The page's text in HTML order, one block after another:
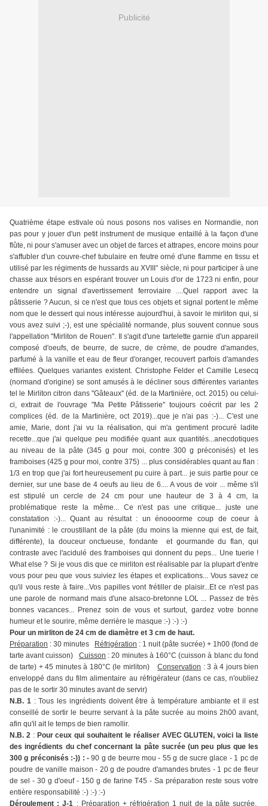
Publicité
Quatrième étape estivale où nous posons nos valises en Normandie, non
pas pour y jouer d'un petit instrument de musique entaillé à la façon d'une
flûte, ni pour s'amuser avec un objet de farces et attrapes, encore moins pour
s'affubler d'un couvre-chef tubulaire en feutre orné d'une flamme en tissu et
utilisé par les régiments de hussards au XVIII° siècle, ni pour participer à une
chasse aux trésors en espérant trouver un Louis d'or de 1723 ni enfin, pour
entendre un signal d'avertissement ferroviaire ....Quel rapport avec la
pâtisserie ? Aucun, si ce n'est que tous ces objets et signal portent le même
nom que le dessert qui nous intéresse aujourd'hui, à savoir le mirliton qui, si
vous avez suivi ;-), est une spécialité normande, plus souvent connue sous
l'appellation "Mirliton de Rouen". Il s'agit d'une tartelette garnie d'un appareil
composé d'oeufs, de beurre, de sucre, de crème, de poudre d'amandes,
parfumé à la vanille et eau de fleur d'oranger, recouvert parfois d'amandes
effilées. Quelques variantes existent. Christophe Felder et Camille Lesecq
(normand d'origine) se sont amusés à le décliner sous différentes variantes
tel le Mirliton citron dans "Gâteaux" (éd. de la Martinière, oct. 2015) ou celui-
ci, extrait de l'ouvrage "Ma Petite Pâtisserie" toujours coécrit par les 2
complices (éd. de la Martinière, oct 2019)...que je n'ai pas :-)... C'est une
amie, Marie, dont j'ai vu la réalisation, qui m'a gentiment procuré ladite
recette...que j'ai quelque peu modifiée quant aux quantités...anecdotiques
au niveau de la pâte (345 g pour moi, contre 300 g préconisés) et les
framboises (425 g pour moi, contre 375) ... plus considérables quant au flan :
1/3 en trop que j'ai fort heureusement pu cuire à part... je suis partie pour ce
dernier, sur une base de 4 oeufs au lieu de 6.... A vous de voir ... même s'il
est stipulé un cercle de 24 cm pour une hauteur de 3 à 4 cm, la
problématique reste la même... Ce n'est pas une critique... juste une
constatation :-)... Quant au résultat : un énoooorme coup de coeur à
l'unanimité : le croustillant de la pâte (du moins la mienne qui est, de fait,
différente), la douceur onctueuse, fondante et gourmande du flan, qui
contraste avec l'acidulé des framboises qui donnent du peps... Une tuerie !
What else ? Si je vous dis que ce mirliton est réalisable par la plupart d'entre
vous pour peu que vous suiviez les étapes et explications... Vous savez ce
qu'il vous reste à faire...Vos papilles vont frétiller de plaisir...Et ce n'est pas
une parole de normand mais d'une alsaco-bretonne LOL ... Passez de très
bonnes vacances... Prenez soin de vous et surtout, gardez votre bonne
humeur et le sourire, même derrière le masque :-) :-) :-)
Pour un mirliton de 24 cm de diamètre et 3 cm de haut.
Préparation : 30 minutes Réfrigération : 1 nuit (pâte sucrée) + 1h00 (fond de
tarte avant cuisson) Cuisson : 20 minutes à 160°C (cuisson à blanc du fond
de tarte) + 45 minutes à 180°C (le mirliton)
Conservation : 3 à 4 jours bien
enveloppé dans du film alimentaire au réfrigérateur (dans ce cas, n'oubliez
pas de le sortir 30 minutes avant de servir)
N.B. 1: Tous les ingrédients doivent être à température ambiante et il est
conseillé de sortir le beurre servant à la pâte sucrée au moins 2h00 avant,
afin qu'il ait le temps de bien ramollir.
N.B. 2: Pour ceux qui souhaitent le réaliser AVEC GLUTEN, voici la liste
des ingrédients du chef concernant la pâte sucrée (un peu plus que les
300 g préconisés :-)) : -90 g de beurre mou - 55 g de sucre glace - 1 pc de
poudre de vanille maison - 20 g de poudre d'amandes brutes - 1 pc de fleur
de sel - 30 g d'oeuf - 150 g de farine T45 - Sa préparation reste sous votre
entière responsabilité :-) :-) :-)
Déroulement : J-1 : Préparation + réfrigération 1 nuit de la pâte sucrée.